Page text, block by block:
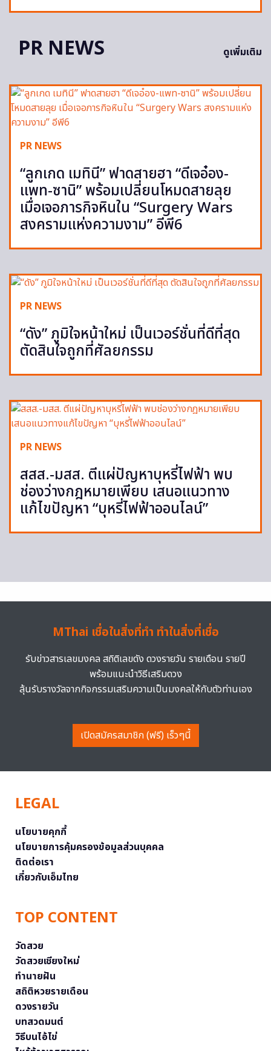
PR NEWS ดูเพิ่มเติม
PR NEWS
“ลูกเกด เมทินี” ฟาดสายฮา “ดีเจอ๋อง-
แพท-ซานิ” พร้อมเปลี่ยนโหมดสายลุย
เมื่อเจอภารกิจหินใน “Surgery Wars
สงครามแห่งความงาม” อีพี6
PR NEWS
“ดัง” ภูมิใจหน้าใหม่ เป็นเวอร์ชั่นที่ดีที่สุด
ตัดสินใจถูกที่ศัลยกรรม
PR NEWS
สสส.-มสส. ตีแผ่ปัญหาบุหรี่ไฟฟ้า พบ
ช่องว่างกฎหมายเพียบ เสนอแนวทาง
แก้ไขปัญหา “บุหรี่ไฟฟ้าออนไลน์”
MThai เชื่อในสิ่งที่ทำ ทำในสิ่งที่เชื่อ
รับข่าวสารเลขมงคล สถิติเลขดัง ดวงรายวัน รายเดือน รายปี
พร้อมแนะนำวิธีเสริมดวง
ลุ้นรับรางวัลจากกิจกรรมเสริมความเป็นมงคลให้กับตัวท่านเอง
เปิดสมัครสมาชิก (ฟรี) เร็วๆนี้
LEGAL
นโยบายคุกกี้
นโยบายการคุ้มครองข้อมูลส่วนบุคคล
ติดต่อเรา
เกี่ยวกับเอ็มไทย
TOP CONTENT
วัดสวย
วัดสวยเชียงใหม่
ทำนายฝัน
สถิติหวยรายเดือน
ดวงรายวัน
บทสวดมนต์
วิธีบนไอ้ไข่